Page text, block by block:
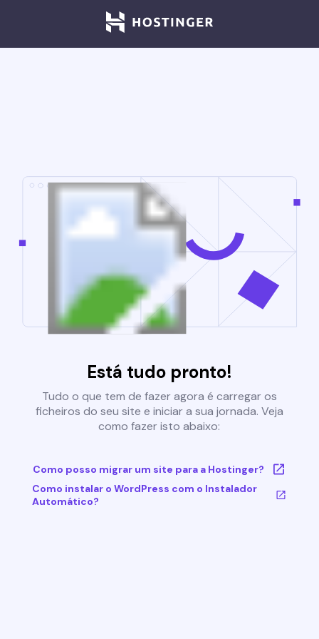
Está tudo pronto!
Tudo o que tem de fazer agora é carregar os
ficheiros do seu site e iniciar a sua jornada. Veja
como fazer isto abaixo:
Como posso migrar um site para a Hostinger?
Como instalar o WordPress com o Instalador
Automático?